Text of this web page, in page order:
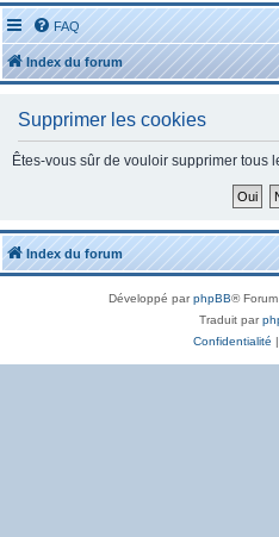
FAQ
Index du forum
Supprimer les cookies
Êtes-vous sûr de vouloir supprimer tous
Index du forum
Développé parphpBB®
Traduit par
Confidentialité |